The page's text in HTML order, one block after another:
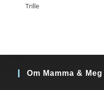
Trille
Om Mamma & Meg